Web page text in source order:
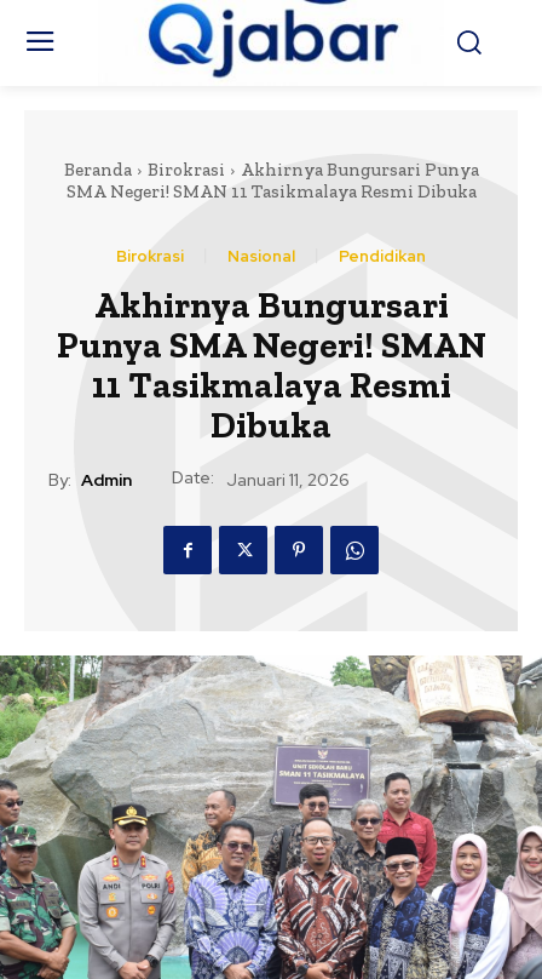
Beranda Birokrasi
Akhirnya Bungursari Punya
SMA Negeri! SMAN 11 Tasikmalaya Resmi Dibuka
Birokrasi Nasional Pendidikan
Akhirnya Bungursari
Punya SMA Negeri! SMAN
11 Tasikmalaya Resmi
Dibuka
By: Admin Date: Januari 11, 2026